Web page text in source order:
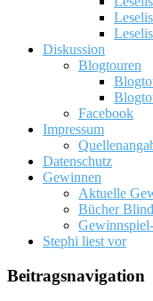
Diskussion
Blogtouren
Facebook
Impressum
Datenschutz
Gewinnen
Aktuelle
Bücher
Stephi liest vor
Beitragsnavigation